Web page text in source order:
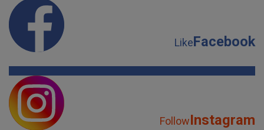
LikeFacebook
FollowInstagram